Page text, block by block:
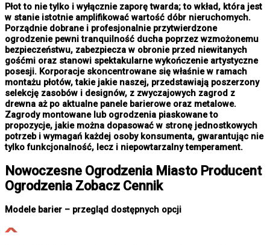
Płot to nie tylko i wyłącznie zaporę twarda; to wkład, która jest
w stanie istotnie amplifikować wartość dóbr nieruchomych.
Porządnie dobrane i profesjonalnie przytwierdzone
ogrodzenie pewni tranquilność ducha poprzez wzmożonemu
bezpieczeństwu, zabezpiecza w obronie przed niewitanych
gośćmi oraz stanowi spektakularne wykończenie artystyczne
posesji. Korporacje skoncentrowane się właśnie w ramach
montażu płotów, takie jakie naszej, przedstawiają poszerzony
selekcję zasobów i designów, z zwyczajowych zagrod z
drewna aż po aktualne panele barierowe oraz metalowe.
Zagrody montowane lub ogrodzenia piaskowane to
propozycje, jakie można dopasować w stronę jednostkowych
potrzeb i wymagań każdej osoby konsumenta, gwarantując nie
tylko funkcjonalność, lecz i niepowtarzalny temperament.
Nowoczesne Ogrodzenia MiastoProducent
Ogrodzenia Zobacz Cennik
Modele barier – przegląd dostępnych opcji